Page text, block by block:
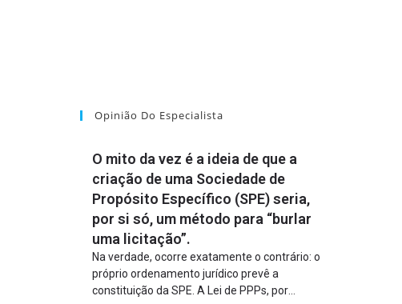
Opinião Do Especialista
O mito da vez é a ideia de que a
criação de uma Sociedade de
Propósito Específico (SPE) seria,
por si só, um método para “burlar
uma licitação”.
Na verdade, ocorre exatamente o contrário: o
próprio ordenamento jurídico prevê a
constituição da SPE. A Lei de PPPs, por